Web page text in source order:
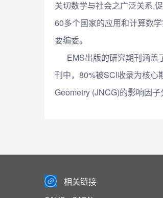
关切数学与社会之广泛关系,
60多个国家的应用和计算数
要编委。
EMS出版的研究期刊涵盖
刊中，80%被SCI收录为核
Geometry (JNCG)的影响因子
相关链接